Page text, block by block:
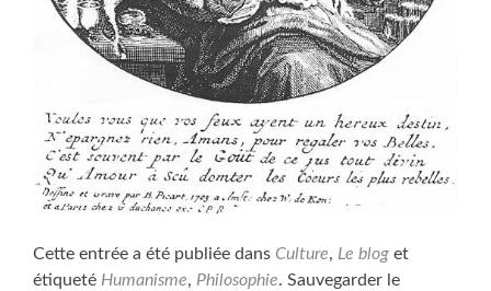
Cette entrée a été publiée dans Culture, Le blog et
étiqueté Humanisme, Philosophie. Sauvegarder le